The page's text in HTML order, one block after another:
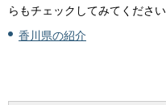
らもチェックしてみてください
香川県の紹介